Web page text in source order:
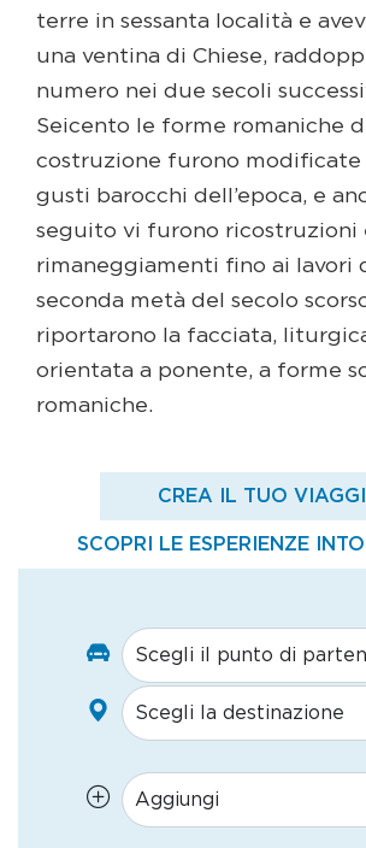
terre in sessanta località e
una ventina di Chiese,
numero nei due secoli
Seicento le forme romaniche
costruzione furono modificate
gusti barocchi dell’epoca, e
seguito vi furono ricostruzioni
rimaneggiamenti fino ai lavori
seconda metà del secolo
riportarono la facciata,
orientata a ponente, a forme
romaniche.